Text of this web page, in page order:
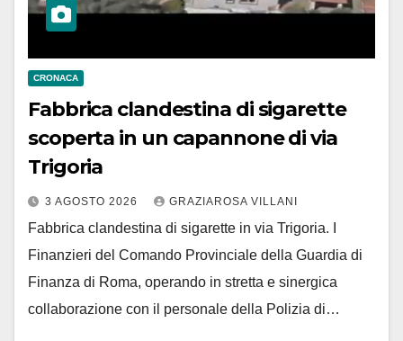
CRONACA
Fabbrica clandestina di sigarette
scoperta in un capannone di via
Trigoria
3 AGOSTO 2026 GRAZIAROSA VILLANI
Fabbrica clandestina di sigarette in via Trigoria. I
Finanzieri del Comando Provinciale della Guardia di
Finanza di Roma, operando in stretta e sinergica
collaborazione con il personale della Polizia di…